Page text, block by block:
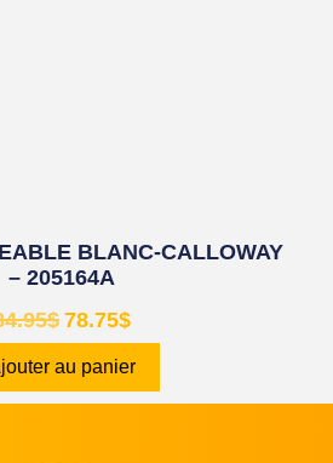
BLANC-CALLOWAY
– 205164A
$ 78.75$
au panier